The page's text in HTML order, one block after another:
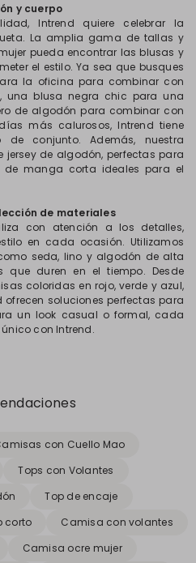
y cuerpo
Intrend quiere celebrar la
La amplia gama de tallas y
pueda encontrar las blusas y
el estilo. Ya sea que busques
la oficina para combinar con
una blusa negra chic para una
de algodón para combinar con
más calurosos, Intrend tiene
conjunto. Además, nuestra
de algodón, perfectas para
de manga corta ideales para el
de materiales
con atención a los detalles,
en cada ocasión. Utilizamos
seda, lino y algodón de alta
que duren en el tiempo. Desde
coloridas en rojo, verde y azul,
soluciones perfectas para
un look casual o formal, cada
con Intrend.
con Cuello Mao
Tops con Volantes
Top de encaje
corto
Camisa con volantes
Camisa ocre mujer